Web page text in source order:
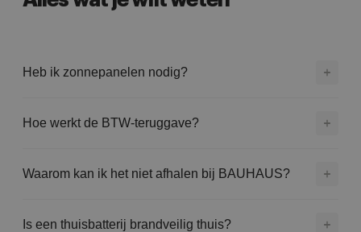
Heb ik zonnepanelen nodig?
Hoe werkt de BTW-teruggave?
Waarom kan ik het niet afhalen bij BAUHAUS?
Is een thuisbatterij brandveilig thuis?